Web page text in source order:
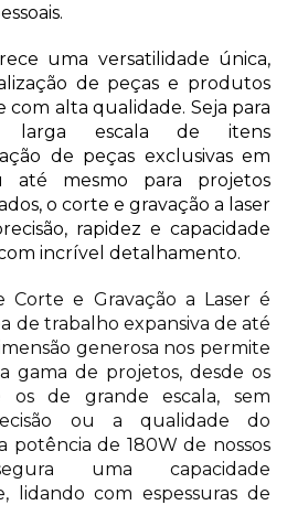
uma versatilidade única,
de peças e produtos
com alta qualidade. Seja para
escala de itens
de peças exclusivas em
até mesmo para projetos
o corte e gravação a laser
rapidez e capacidade
incrível detalhamento.
Corte e Gravação a Laser é
de trabalho expansiva de até
generosa nos permite
gama de projetos, desde os
os de grande escala, sem
ou a qualidade do
potência de 180W de nossos
uma capacidade
lidando com espessuras de